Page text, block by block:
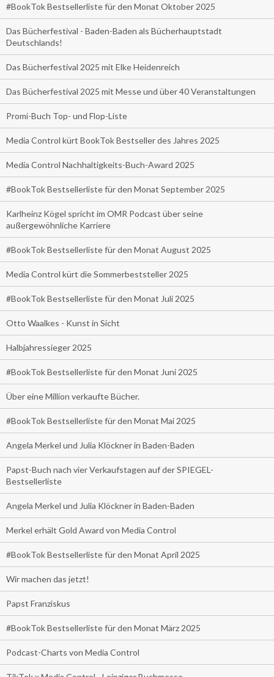
#BookTok Bestsellerliste für den Monat Oktober 2025
Das Bücherfestival - Baden-Baden als Bücherhauptstadt
Deutschlands!
Das Bücherfestival 2025 mit Elke Heidenreich
Das Bücherfestival 2025 mit Messe und über 40 Veranstaltungen
Promi-Buch Top- und Flop-Liste
Media Control kürt BookTok Bestseller des Jahres 2025
Media Control Nachhaltigkeits-Buch-Award 2025
#BookTok Bestsellerliste für den Monat September 2025
Karlheinz Kögel spricht im OMR Podcast über seine
außergewöhnliche Karriere
#BookTok Bestsellerliste für den Monat August 2025
Media Control kürt die Sommerbeststeller 2025
#BookTok Bestsellerliste für den Monat Juli 2025
Otto Waalkes - Kunst in Sicht
Halbjahressieger 2025
#BookTok Bestsellerliste für den Monat Juni 2025
Über eine Million verkaufte Bücher.
#BookTok Bestsellerliste für den Monat Mai 2025
Angela Merkel und Julia Klöckner in Baden-Baden
Papst-Buch nach vier Verkaufstagen auf der SPIEGEL-
Bestsellerliste
Angela Merkel und Julia Klöckner in Baden-Baden
Merkel erhält Gold Award von Media Control
#BookTok Bestsellerliste für den Monat April 2025
Wir machen das jetzt!
Papst Franziskus
#BookTok Bestsellerliste für den Monat März 2025
Podcast-Charts von Media Control